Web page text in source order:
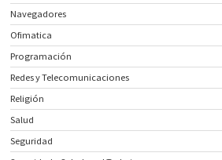
Navegadores
Ofimatica
Programación
Redes y Telecomunicaciones
Religión
Salud
Seguridad